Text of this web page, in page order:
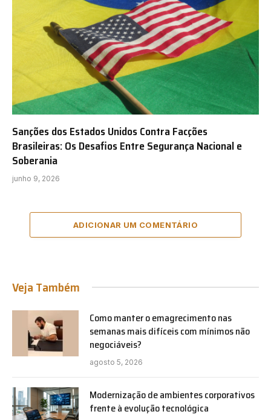
Sanções dos Estados Unidos Contra Facções
Brasileiras: Os Desafios Entre Segurança Nacional e
Soberania
junho 9, 2026
ADICIONAR UM COMENTÁRIO
Veja Também
Como manter o emagrecimento nas
semanas mais difíceis com mínimos não
negociáveis?
agosto 5, 2026
Modernização de ambientes corporativos
frente à evolução tecnológica